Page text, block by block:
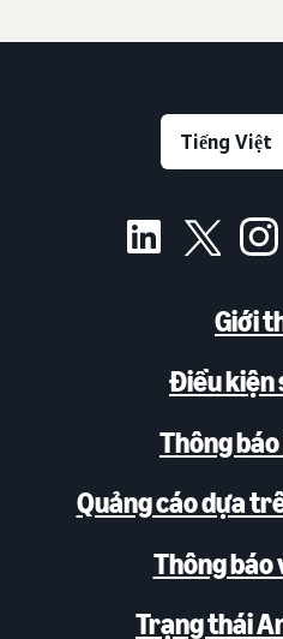
Giới
Điều kiện
Thông
Quảng cáo dựa
Thông báo
Trạng thái